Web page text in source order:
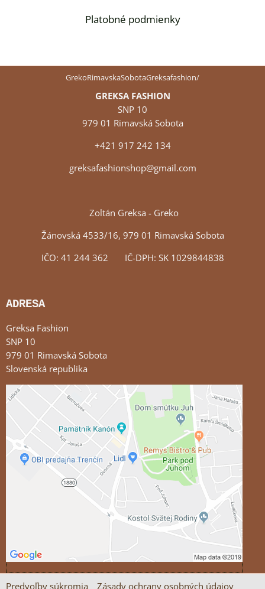
Platobné podmienky
GrekoRimavskaSobotaGreksafashion/
GREKSA FASHION
SNP 10
979 01 Rimavská Sobota
+421 917 242 134
greksafashionshop@gmail.com
Zoltán Greksa - Greko
Žánovská 4533/16, 979 01 Rimavská Sobota
IČO: 41 244 362 IČ-DPH: SK 1029844838
ADRESA
Greksa Fashion
SNP 10
979 01 Rimavská Sobota
Slovenská republika
Externý obsah je blokovaný Voľbami súkromia
Prajete si načítať externý obsah?
Povoliť tentokrát
Povoliť a zapamätať - súhlas s druhom cookie:
Funkčné
Otvoriť obsah v novom okne
Predvoľby súkromia Zásady ochrany osobných údajov